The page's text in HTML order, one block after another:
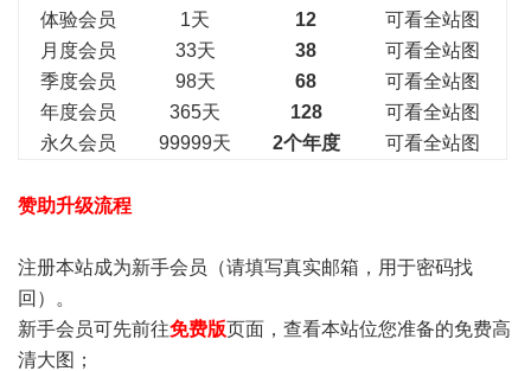
体验会员
1天 12
可看全站图
月度会员
33天 38
可看全站图
季度会员
98天 68
可看全站图
年度会员
365天 128
可看全站图
永久会员
99999天 2个年度 可看全站图
赞助升级流程
注册本站成为新手会员 （请填写真实邮箱，用于密码找
回）。
新手会员可先前往免费版页面，查看本站位您准备的免费高
清大图；